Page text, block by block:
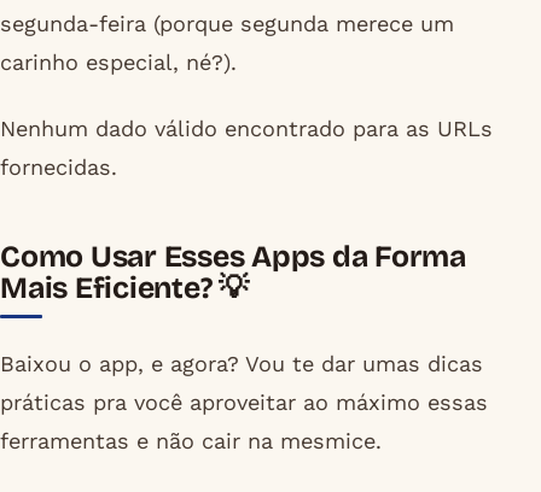
segunda-feira (porque segunda merece um
carinho especial, né?).
Nenhum dado válido encontrado para as URLs
fornecidas.
Como Usar Esses Apps da Forma
Mais Eficiente? 💡
Baixou o app, e agora? Vou te dar umas dicas
práticas pra você aproveitar ao máximo essas
ferramentas e não cair na mesmice.